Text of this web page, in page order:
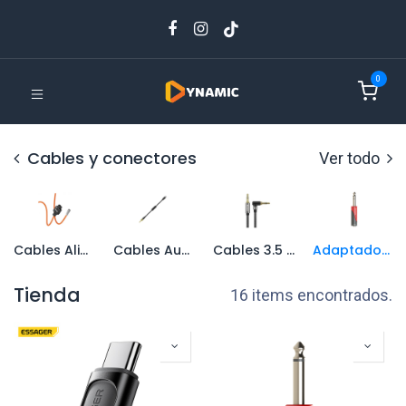
0
Cables y conectores Ver todo
Cables Alimentación Cámaras Cables Audio Smartphone Cables 3.5 mm Adaptadores Audio
Tienda 16 items encontrados.